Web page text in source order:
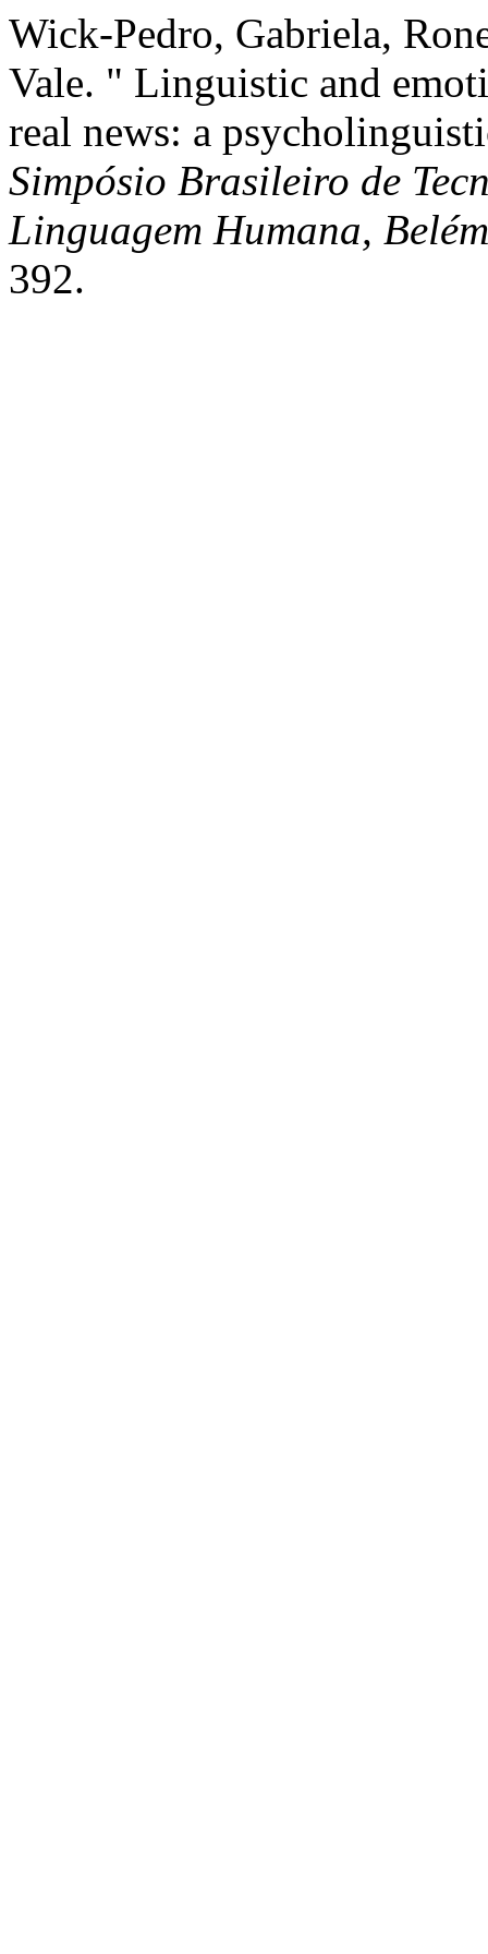
Wick-Pedro, Gabriela,
Vale. " Linguistic and
real news: a
Simpósio Brasileiro de
Linguagem Humana,
392.